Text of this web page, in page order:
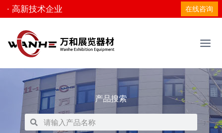
· 高新技术企业 在线咨询
产品搜索